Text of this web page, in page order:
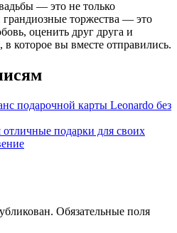
— это не только
торжества — это
оценить друг друга и
в которое вы вместе отправились.
подарочной карты Leonardo без
отличные подарки для своих
Обязательные поля